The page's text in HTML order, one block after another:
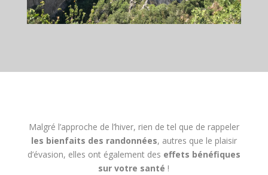
Malgré l’approche de l’hiver, rien de tel que de rappeler
les bienfaits des randonnées, autres que le plaisir
d’évasion, elles ont également des effets bénéfiques
sur votre santé !